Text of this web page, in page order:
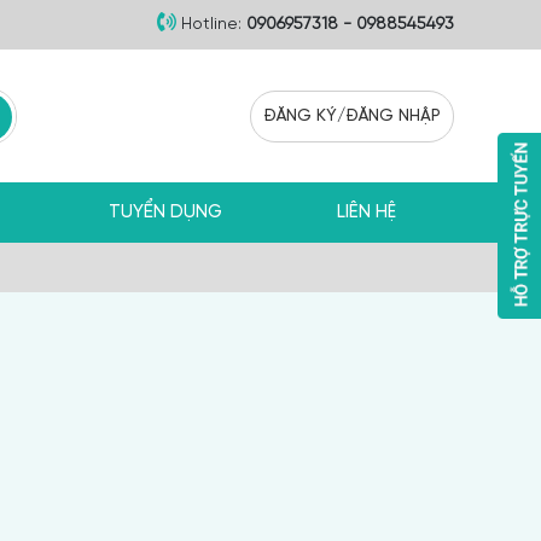
Hotline: 0906957318 - 0988545493
ĐĂNG KÝ/ĐĂNG NHẬP
TUYỂN DỤNG LIÊN HỆ